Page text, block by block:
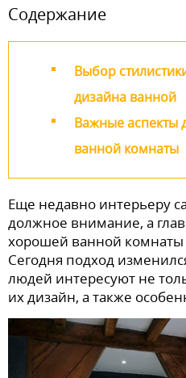
Содержание
Выбор
дизайна ванной
Важные аспекты
ванной комнаты
Еще недавно интерьеру
должное внимание, а
хорошей ванной комнаты
Сегодня подход
людей интересуют не
их дизайн, а также